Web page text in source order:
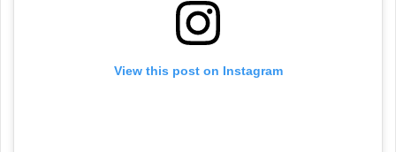
View this post on Instagram